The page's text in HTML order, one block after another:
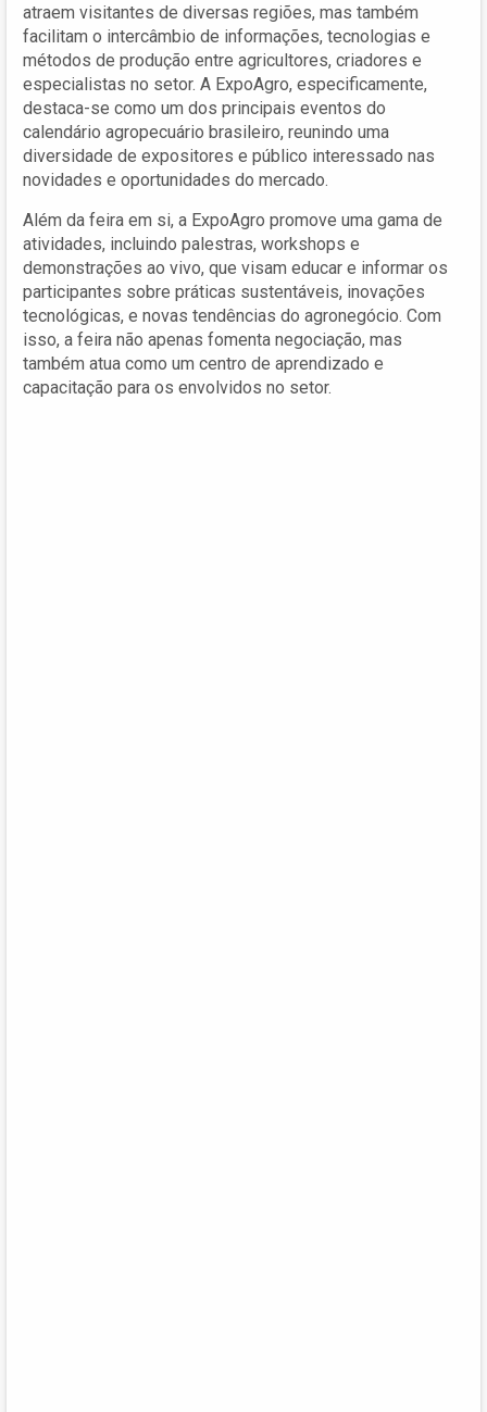
atraem visitantes de diversas regiões, mas também
facilitam o intercâmbio de informações, tecnologias e
métodos de produção entre agricultores, criadores e
especialistas no setor. A ExpoAgro, especificamente,
destaca-se como um dos principais eventos do
calendário agropecuário brasileiro, reunindo uma
diversidade de expositores e público interessado nas
novidades e oportunidades do mercado.
Além da feira em si, a ExpoAgro promove uma gama de
atividades, incluindo palestras, workshops e
demonstrações ao vivo, que visam educar e informar os
participantes sobre práticas sustentáveis, inovações
tecnológicas, e novas tendências do agronegócio. Com
isso, a feira não apenas fomenta negociação, mas
também atua como um centro de aprendizado e
capacitação para os envolvidos no setor.